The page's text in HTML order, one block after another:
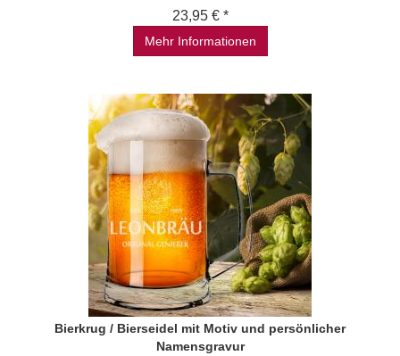
23,95 € *
Mehr Informationen
Bierkrug / Bierseidel mit Motiv und persönlicher
Namensgravur